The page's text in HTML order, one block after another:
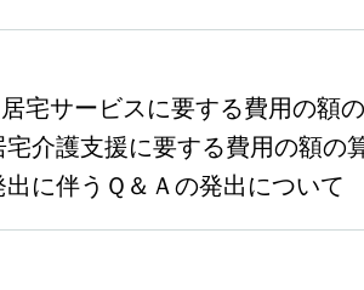
宅サービスに要する費用の
介護支援に要する費用の額
に伴うＱ＆Ａの発出について